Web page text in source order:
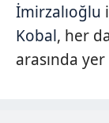
İmirzalıoğlu
Kobal, her
arasında yer